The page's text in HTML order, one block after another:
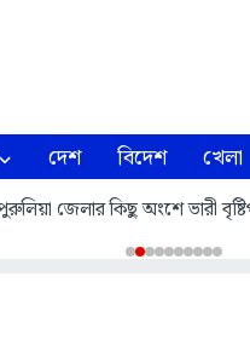
দেশ বিদেশ খেলা
জেলার কিছু অংশে ভারী